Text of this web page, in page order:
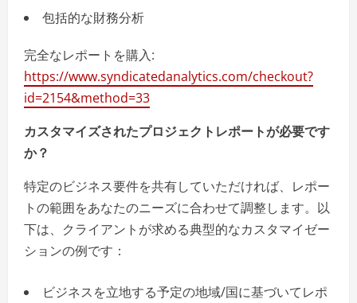
包括的な財務分析
完全なレポートを購入:
https://www.syndicatedanalytics.com/checkout?
id=2154&method=33
カスタマイズされたプロジェクトレポートが必要です
か？
特定のビジネス要件を共有していただければ、レポー
トの範囲をあなたのニーズに合わせて調整します。以
下は、クライアントが求める典型的なカスタマイゼー
ションの例です：
ビジネスを立地する予定の地域/国に基づいてレポ